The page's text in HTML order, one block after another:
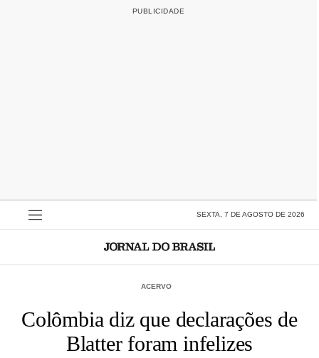
SEXTA, 7 DE AGOSTO DE 2026
ACERVO
Colômbia diz que declarações de
Blatter foram infelizes